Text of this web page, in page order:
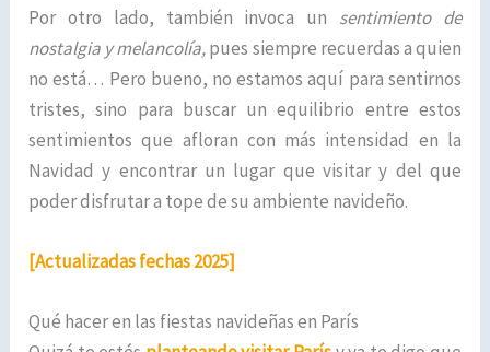
Por otro lado, también invoca un sentimiento de
nostalgia y melancolía,pues siempre recuerdas a quien
no está… Pero bueno, no estamos aquí para sentirnos
tristes, sino para buscar un equilibrio entre estos
sentimientos que afloran con más intensidad en la
Navidad y encontrar un lugar que visitar y del que
poder disfrutar a tope de su ambiente navideño.
[Actualizadas fechas 2025]
Qué hacer en las fiestas navideñas en París